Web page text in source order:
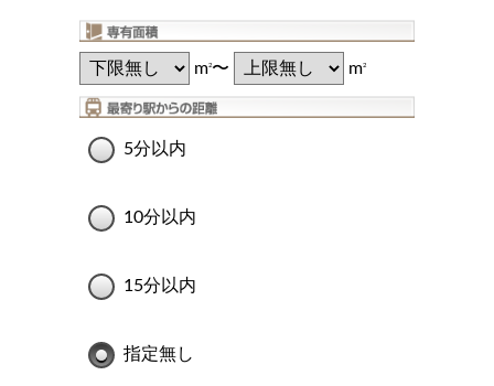
m2〜 m2
5分以内
10分以内
15分以内
指定無し